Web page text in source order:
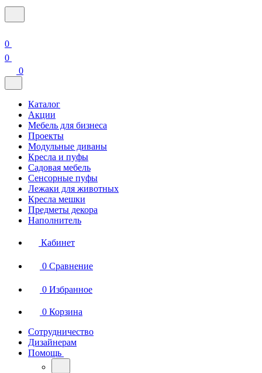
0
0
0
Каталог
Акции
Мебель для бизнеса
Проекты
Модульные диваны
Кресла и пуфы
Садовая мебель
Сенсорные пуфы
Лежаки для животных
Кресла мешки
Предметы декора
Наполнитель
Кабинет
0 Сравнение
0 Избранное
0 Корзина
Сотрудничество
Дизайнерам
Помощь